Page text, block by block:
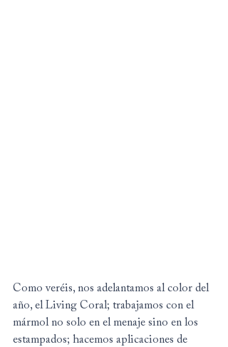
Como veréis, nos adelantamos al color del
año, el Living Coral; trabajamos con el
mármol no solo en el menaje sino en los
estampados; hacemos aplicaciones de